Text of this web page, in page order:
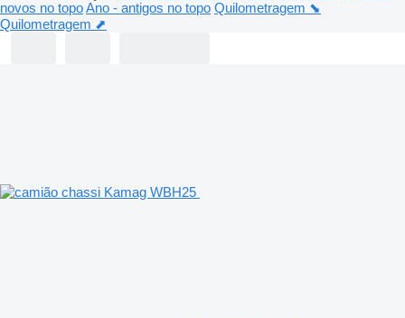
novos no topoAno - antigos no topo Quilometragem ⬊
Quilometragem ⬈